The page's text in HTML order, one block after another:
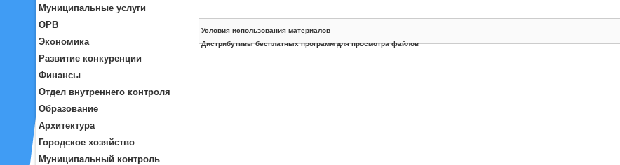
Муниципальные услуги
ОРВ
Экономика
Развитие конкуренции
Финансы
Отдел внутреннего контроля
Образование
Архитектура
Городское хозяйство
Муниципальный контроль
Условия использования материалов
Дистрибутивы бесплатных программ для просмотра файлов